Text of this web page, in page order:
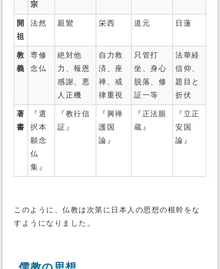
宗
開
祖
法然 親鸞 栄西 道元 日蓮
教
義
専修
念仏
絶対他
力、報恩
感謝、悪
人正機
自力救
済、座
禅、戒
律重視
只管打
坐、身心
脱落、修
証一等
法華経
信仰、
題目と
折伏
著
書
『選
択本
願念
仏
集』
『教行信
証』
『興禅
護国
論』
『正法眼
蔵』
『立正
安国
論』
このように、仏教は次第に日本人の思想の根幹をな
すようになりました。